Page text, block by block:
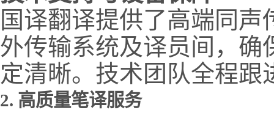
国译翻译提供了高端同
外传输系统及译员间，确
定清晰。技术团队全程
2. 高质量笔译服务